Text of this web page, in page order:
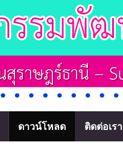
ดาวน์โหลด ติดต่อเรา